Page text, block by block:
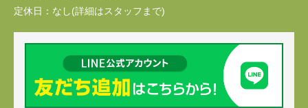
定休日： なし(詳細はスタッフまで)